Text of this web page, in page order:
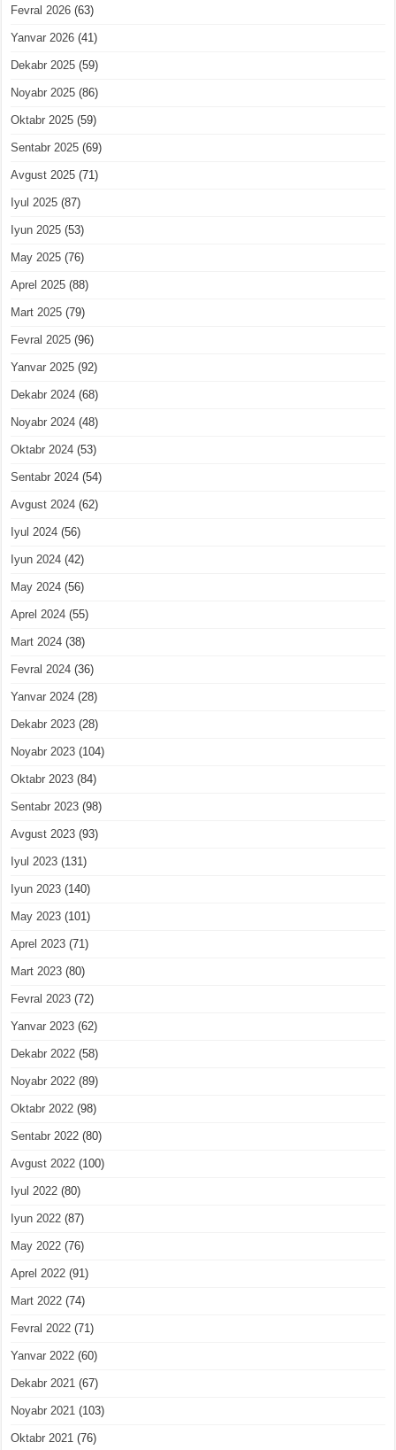
Fevral 2026 (63)
Yanvar 2026 (41)
Dekabr 2025 (59)
Noyabr 2025 (86)
Oktabr 2025 (59)
Sentabr 2025 (69)
Avgust 2025 (71)
Iyul 2025 (87)
Iyun 2025 (53)
May 2025 (76)
Aprel 2025 (88)
Mart 2025 (79)
Fevral 2025 (96)
Yanvar 2025 (92)
Dekabr 2024 (68)
Noyabr 2024 (48)
Oktabr 2024 (53)
Sentabr 2024 (54)
Avgust 2024 (62)
Iyul 2024 (56)
Iyun 2024 (42)
May 2024 (56)
Aprel 2024 (55)
Mart 2024 (38)
Fevral 2024 (36)
Yanvar 2024 (28)
Dekabr 2023 (28)
Noyabr 2023 (104)
Oktabr 2023 (84)
Sentabr 2023 (98)
Avgust 2023 (93)
Iyul 2023 (131)
Iyun 2023 (140)
May 2023 (101)
Aprel 2023 (71)
Mart 2023 (80)
Fevral 2023 (72)
Yanvar 2023 (62)
Dekabr 2022 (58)
Noyabr 2022 (89)
Oktabr 2022 (98)
Sentabr 2022 (80)
Avgust 2022 (100)
Iyul 2022 (80)
Iyun 2022 (87)
May 2022 (76)
Aprel 2022 (91)
Mart 2022 (74)
Fevral 2022 (71)
Yanvar 2022 (60)
Dekabr 2021 (67)
Noyabr 2021 (103)
Oktabr 2021 (76)